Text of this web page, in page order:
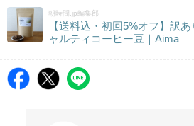
朝時間.jp編集部
【送料込・初回5%オフ】訳
ャルティコーヒー豆｜Aima